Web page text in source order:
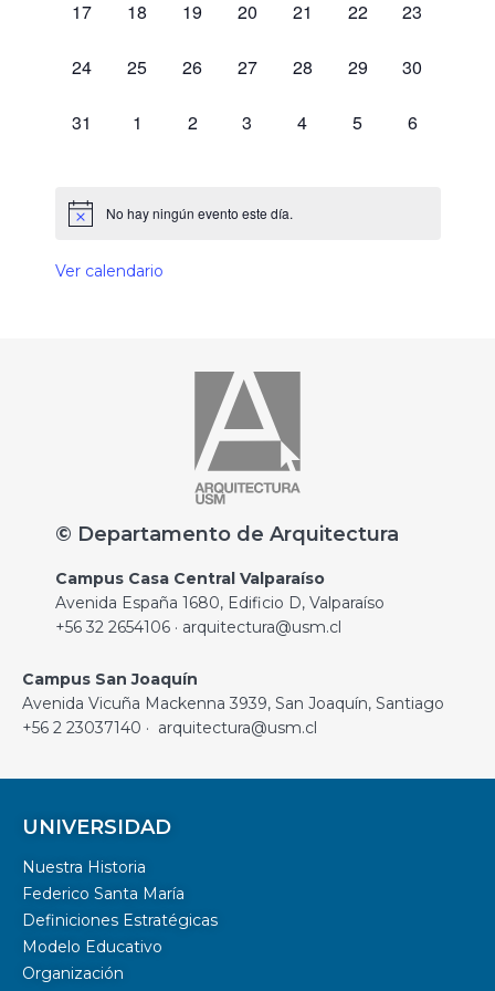
0 eventos,
17 0 eventos,
18 0 eventos,
19 0 eventos,
20 0 eventos,
21 0 eventos,
22 0 eventos,
23
0 eventos,
24 0 eventos,
25 0 eventos,
26 0 eventos,
27 0 eventos,
28 0 eventos,
29 0 eventos,
30
0 eventos,
31 0 eventos,
1 0 eventos,
2 0 eventos,
3 0 eventos,
4 0 eventos,
5 0 eventos,
6
No hay ningún evento este día.
Ver calendario
© Departamento de Arquitectura
Campus Casa Central Valparaíso
Avenida España 1680, Edificio D, Valparaíso
+56 32 2654106 · arquitectura@usm.cl
Campus San Joaquín
Avenida Vicuña Mackenna 3939, San Joaquín, Santiago
+56 2 23037140 · arquitectura@usm.cl
UNIVERSIDAD
Nuestra Historia
Federico Santa María
Definiciones Estratégicas
Modelo Educativo
Organización